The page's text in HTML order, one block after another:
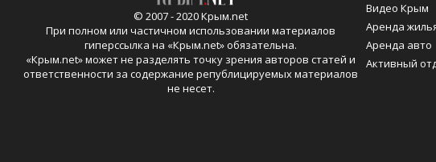
© 2007 - 2020 Крым.net
При полном или частичном использовании материалов
гиперссылка на «Крым.net» обязательна.
«Крым.net» может не разделять точку зрения авторов статей и
ответственности за содержание републицируемых материалов
не несет.
Видео Крым
Аренда
Аренда авто
Активный